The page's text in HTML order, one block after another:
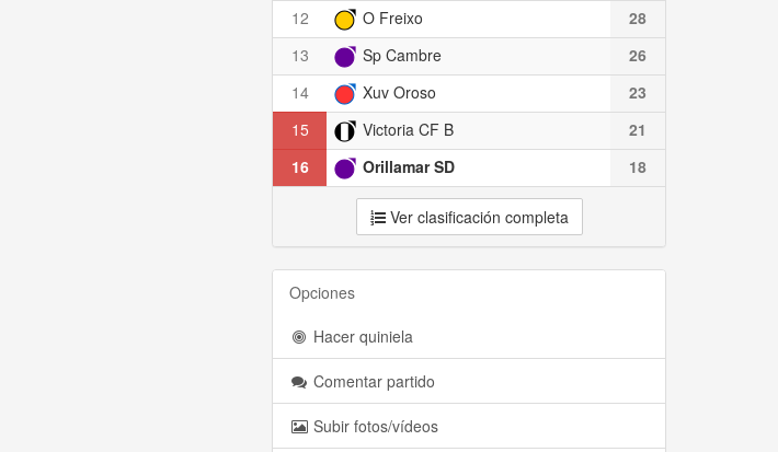
12
O Freixo
28
13
Sp Cambre
26
14
Xuv Oroso
23
15
Victoria CF B
21
16
Orillamar SD 18
Ver clasificación completa
Opciones
Hacer quiniela
Comentar partido
Subir fotos/vídeos